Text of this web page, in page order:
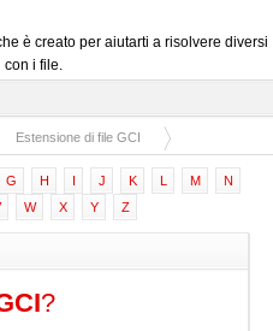
è creato per aiutarti a risolvere diversi
con i file.
Estensione di file GCI
G H I J K L M
N
W X Y Z
?